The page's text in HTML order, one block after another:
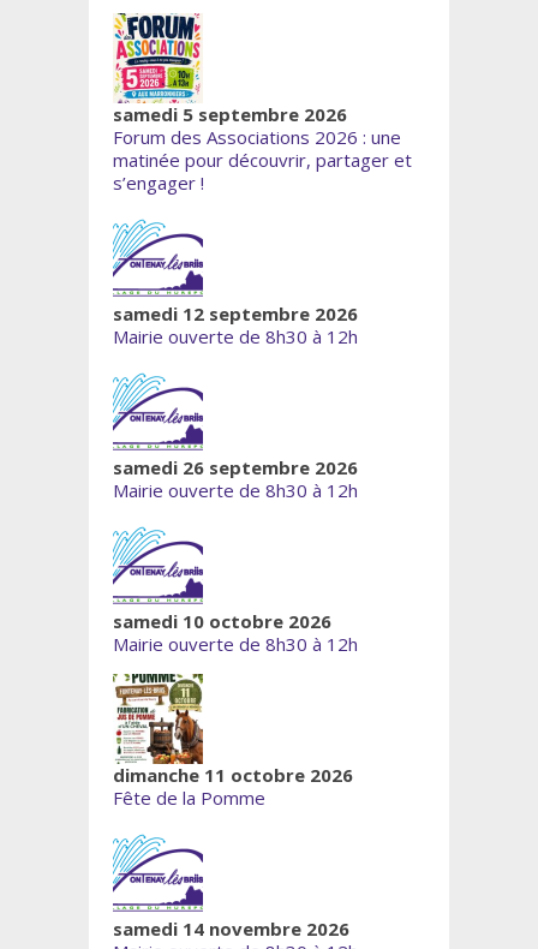
samedi 5 septembre 2026
Forum des Associations 2026 : une
matinée pour découvrir, partager et
s’engager !
samedi 12 septembre 2026
Mairie ouverte de 8h30 à 12h
samedi 26 septembre 2026
Mairie ouverte de 8h30 à 12h
samedi 10 octobre 2026
Mairie ouverte de 8h30 à 12h
dimanche 11 octobre 2026
Fête de la Pomme
samedi 14 novembre 2026